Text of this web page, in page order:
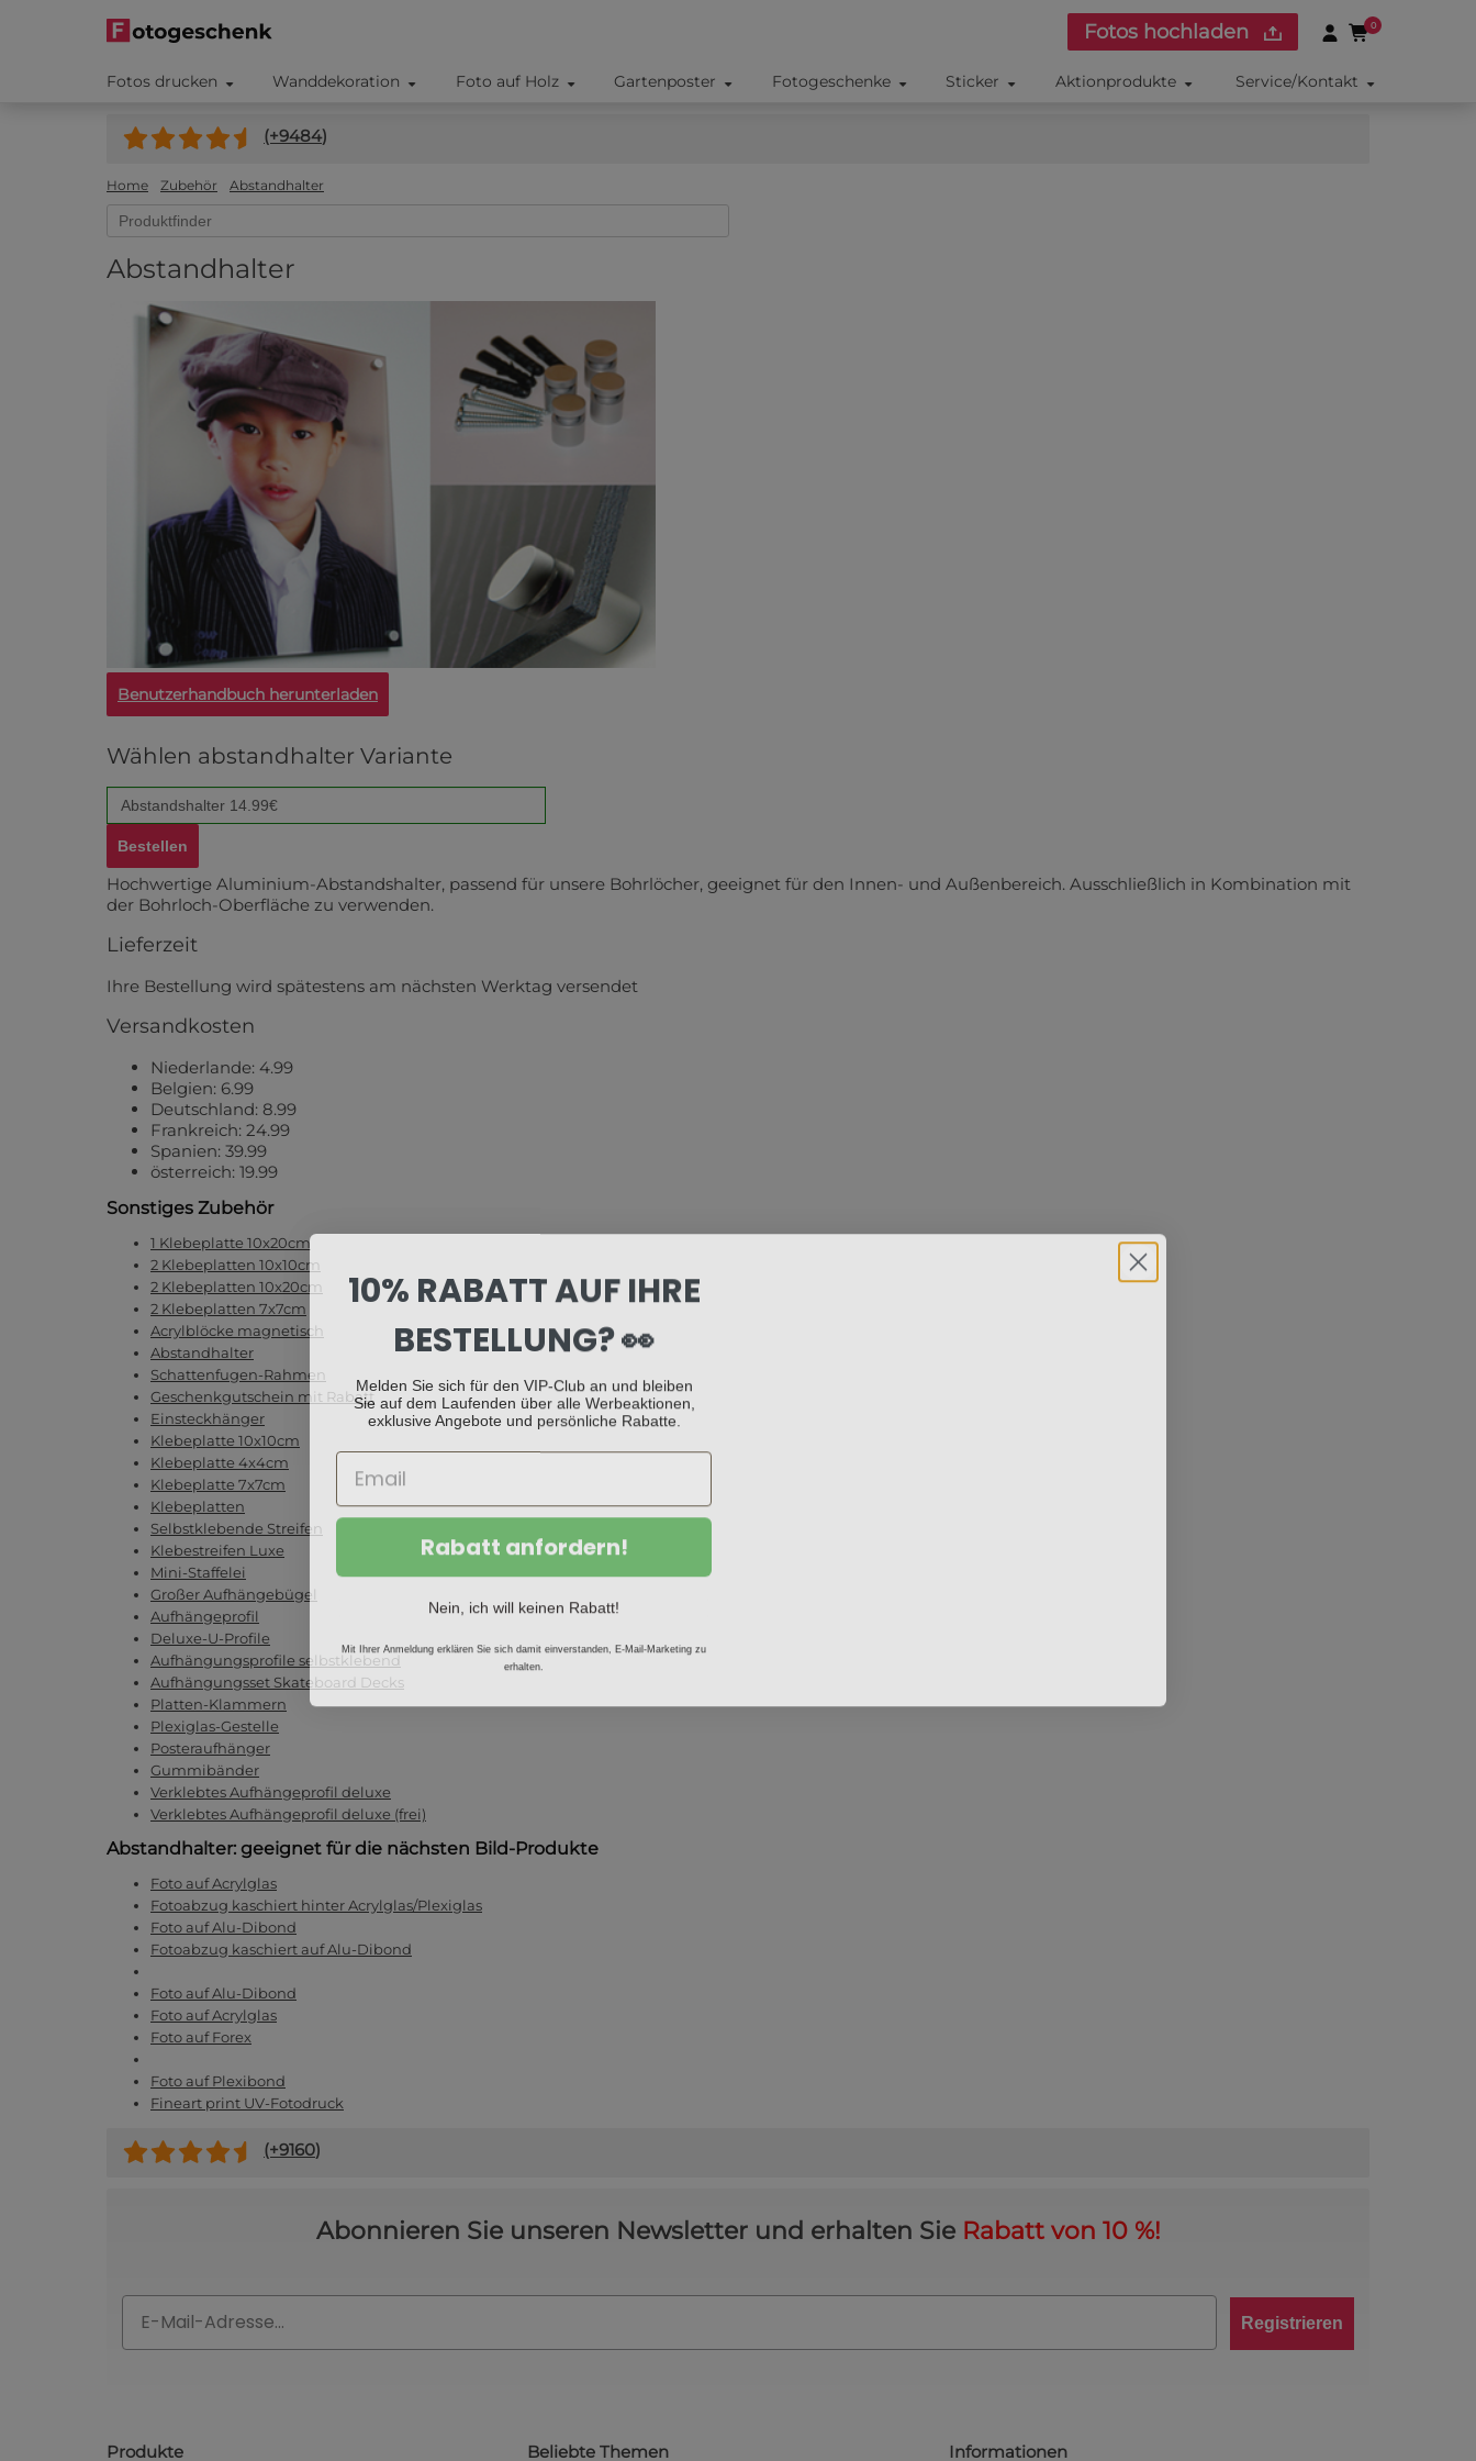
Fotos hochladen 0
Fotos drucken Wanddekoration Foto auf Holz Gartenposter Fotogeschenke Sticker Aktionprodukte Service/Kontakt
(+9484)
Home Zubehör Abstandhalter
Abstandhalter
Benutzerhandbuch herunterladen
Wählen abstandhalter Variante
Hochwertige Aluminium-Abstandshalter, passend für unsere Bohrlöcher, geeignet für den Innen- und Außenbereich. Ausschließlich in Kombination mit
der Bohrloch-Oberfläche zu verwenden.
Lieferzeit
Ihre Bestellung wird spätestens am nächsten Werktag versendet
Versandkosten
Niederlande: 4.99
Belgien: 6.99
Deutschland: 8.99
Frankreich: 24.99
Spanien: 39.99
österreich: 19.99
Sonstiges Zubehör
1 Klebeplatte 10x20cm
2 Klebeplatten 10x10cm
2 Klebeplatten 10x20cm
2 Klebeplatten 7x7cm
Acrylblöcke magnetisch
Abstandhalter
Schattenfugen-Rahmen
Geschenkgutschein mit Rabatt
Einsteckhänger
Klebeplatte 10x10cm
Klebeplatte 4x4cm
Klebeplatte 7x7cm
Klebeplatten
Selbstklebende Streifen
Klebestreifen Luxe
Mini-Staffelei
Großer Aufhängebügel
Aufhängeprofil
Deluxe-U-Profile
Aufhängungsprofile selbstklebend
Aufhängungsset Skateboard Decks
Platten-Klammern
Plexiglas-Gestelle
Posteraufhänger
Gummibänder
Verklebtes Aufhängeprofil deluxe
Verklebtes Aufhängeprofil deluxe (frei)
Abstandhalter: geeignet für die nächsten Bild-Produkte
Foto auf Acrylglas
Fotoabzug kaschiert hinter Acrylglas/Plexiglas
Foto auf Alu-Dibond
Fotoabzug kaschiert auf Alu-Dibond
Foto auf Alu-Dibond
Foto auf Acrylglas
Foto auf Forex
Foto auf Plexibond
Fineart print UV-Fotodruck
(+9160)
Abonnieren Sie unseren Newsletter und erhalten Sie Rabatt von 10 %!
Email
Registrieren
Produkte Beliebte Themen Informationen
10% RABATT AUF IHRE
BESTELLUNG? 👀
Melden Sie sich für den VIP-Club an und bleiben
Sie auf dem Laufenden über alle Werbeaktionen,
exklusive Angebote und persönliche Rabatte.
Rabatt anfordern!
Nein, ich will keinen Rabatt!